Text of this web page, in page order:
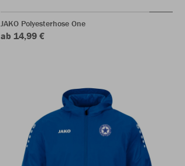
JAKO Polyesterhose One
ab 14,99 €